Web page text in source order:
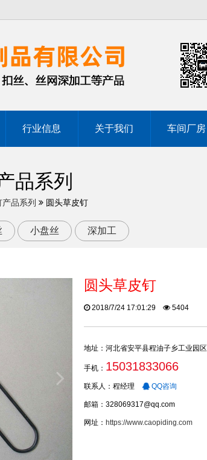
行业信息 关于我们 车间厂房
品系列
品系列 圆头草皮钉
小盘丝 深加工
圆头草皮钉
2018/7/24 17:01:29 5404
地址：河北省安平县程油子乡工业园区
手机： 15031833066
联系人：程经理 QQ咨询
邮箱：328069317@qq.com
网址： https://www.caopiding.com